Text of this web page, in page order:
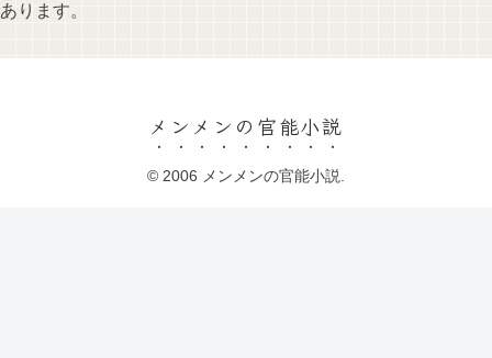
あります。
メンメンの官能小説
© 2006 メンメンの官能小説.